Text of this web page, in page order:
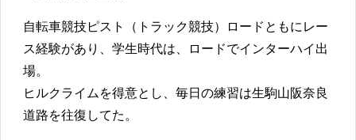
自転車競技ピスト（トラック競技）ロードともにレー
ス経験があり、学生時代は、ロードでインターハイ出
場。
ヒルクライムを得意とし、毎日の練習は生駒山阪奈良
道路を往復してた。